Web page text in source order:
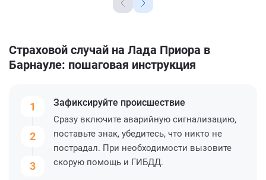
Страховой случай на Лада Приора в
Барнауле: пошаговая инструкция
1
2
3
Зафиксируйте происшествие
Сразу включите аварийную сигнализацию,
поставьте знак, убедитесь, что никто не
пострадал. При необходимости вызовите
скорую помощь и ГИБДД.